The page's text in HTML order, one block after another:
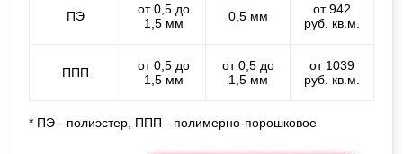
ПЭ
от 0,5 до
1,5 мм
0,5 мм
от 942
руб. кв.м.
ППП
от 0,5 до
1,5 мм
от 0,5 до
1,5 мм
от 1039
руб. кв.м.
* ПЭ - полиэстер, ППП - полимерно-порошковое